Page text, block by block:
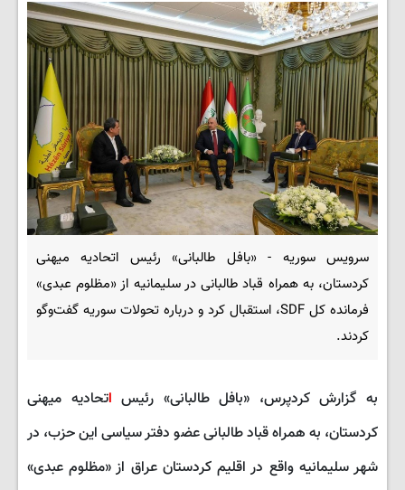
سرویس سوریه - «بافل طالبانی» رئیس اتحادیه میهنی
کردستان، به همراه قباد طالبانی در سلیمانیه از «مظلوم عبدی»
فرمانده کل SDF، استقبال کرد و درباره تحولات سوریه گفت‌وگو
کردند.
به گزارش کردپرس، «بافل طالبانی» رئیس اتحادیه میهنی
کردستان، به همراه قباد طالبانی عضو دفتر سیاسی این حزب، در
شهر سلیمانیه واقع در اقلیم کردستان عراق از «مظلوم عبدی»